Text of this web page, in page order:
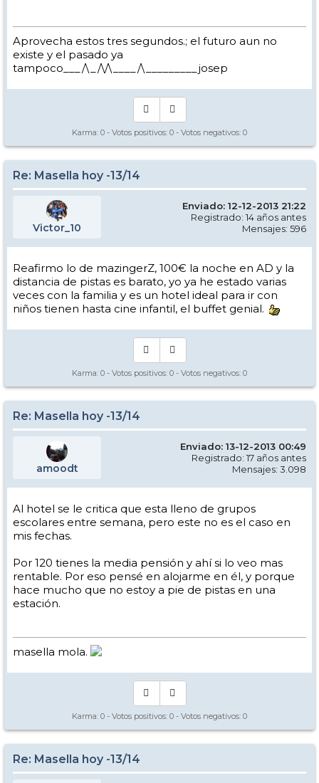
Aprovecha estos tres segundos.; el futuro aun no
existe y el pasado ya
tampoco___/\_/\/\____/\_________josep
Karma: 0 - Votos positivos: 0 - Votos negativos: 0
Re: Masella hoy -13/14
Victor_10
Enviado: 12-12-2013 21:22
Registrado: 14 años antes
Mensajes: 596
Reafirmo lo de mazingerZ, 100€ la noche en AD y la
distancia de pistas es barato, yo ya he estado varias
veces con la familia y es un hotel ideal para ir con
niños tienen hasta cine infantil, el buffet genial.
Karma: 0 - Votos positivos: 0 - Votos negativos: 0
Re: Masella hoy -13/14
amoodt
Enviado: 13-12-2013 00:49
Registrado: 17 años antes
Mensajes: 3.098
Al hotel se le critica que esta lleno de grupos
escolares entre semana, pero este no es el caso en
mis fechas.
Por 120 tienes la media pensión y ahí si lo veo mas
rentable. Por eso pensé en alojarme en él, y porque
hace mucho que no estoy a pie de pistas en una
estación.
masella mola.
Karma: 0 - Votos positivos: 0 - Votos negativos: 0
Re: Masella hoy -13/14